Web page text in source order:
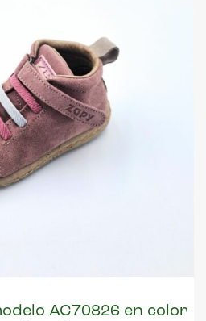
AC70826 en color